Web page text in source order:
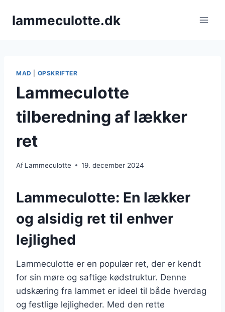
lammeculotte.dk
MAD OPSKRIFTER
Lammeculotte
tilberedning af lækker
ret
Af Lammeculotte 19. december 2024
Lammeculotte: En lækker
og alsidig ret til enhver
lejlighed
Lammeculotte er en populær ret, der er kendt
for sin møre og saftige kødstruktur. Denne
udskæring fra lammet er ideel til både hverdag
og festlige lejligheder. Med den rette